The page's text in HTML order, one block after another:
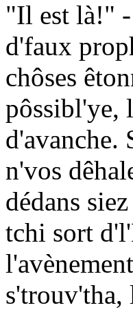
"Il est là!"
d'faux
chôses
pôssibl'ye,
d'avanche.
n'vos
dédans
tchi sort
s'trouv'tha,